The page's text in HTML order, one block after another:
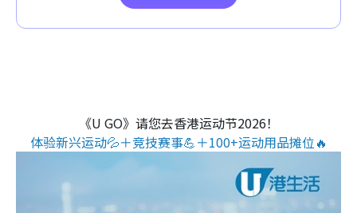
《U GO》请您去香港运动节2026！
体验新兴运动💦＋竞技赛事💪＋100+运动用品摊位🔥